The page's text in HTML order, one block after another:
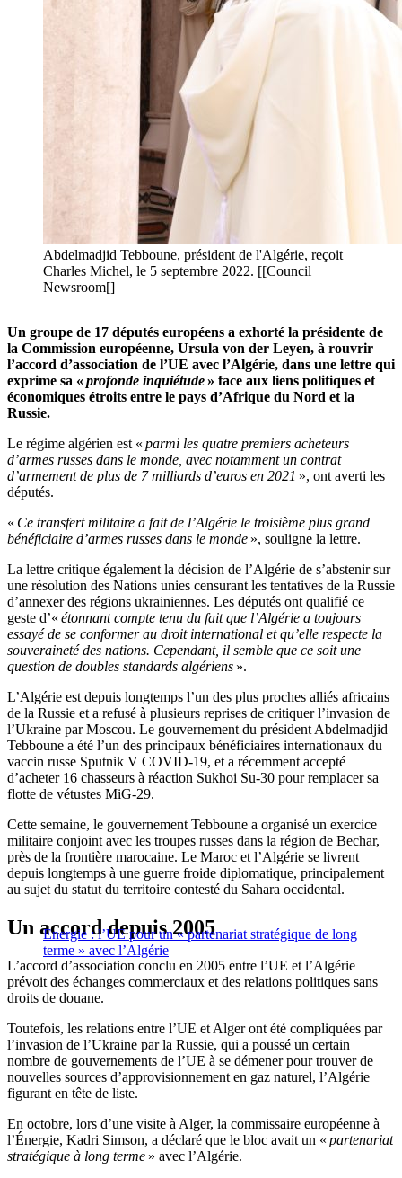
Abdelmadjid Tebboune, président de l'Algérie, reçoit
Charles Michel, le 5 septembre 2022. [[Council
Newsroom[]
Un groupe de 17 députés européens a exhorté la présidente de
la Commission européenne, Ursula von der Leyen, à rouvrir
l’accord d’association de l’UE avec l’Algérie, dans une lettre qui
exprime sa «profonde inquiétude» face aux liens politiques et
économiques étroits entre le pays d’Afrique du Nord et la
Russie.
Le régime algérien est « parmi les quatre premiers acheteurs
d’armes russes dans le monde, avec notamment un contrat
d’armement de plus de 7 milliards d’euros en 2021 », ont averti les
députés.
« Ce transfert militaire a fait de l’Algérie le troisième plus grand
bénéficiaire d’armes russes dans le monde », souligne la lettre.
La lettre critique également la décision de l’Algérie de s’abstenir sur
une résolution des Nations unies censurant les tentatives de la Russie
d’annexer des régions ukrainiennes. Les députés ont qualifié ce
geste d’« étonnant compte tenu du fait que l’Algérie a toujours
essayé de se conformer au droit international et qu’elle respecte la
souveraineté des nations. Cependant, il semble que ce soit une
question de doubles standards algériens ».
L’Algérie est depuis longtemps l’un des plus proches alliés africains
de la Russie et a refusé à plusieurs reprises de critiquer l’invasion de
l’Ukraine par Moscou. Le gouvernement du président Abdelmadjid
Tebboune a été l’un des principaux bénéficiaires internationaux du
vaccin russe Sputnik V COVID-19, et a récemment accepté
d’acheter 16 chasseurs à réaction Sukhoi Su-30 pour remplacer sa
flotte de vétustes MiG-29.
Cette semaine, le gouvernement Tebboune a organisé un exercice
militaire conjoint avec les troupes russes dans la région de Bechar,
près de la frontière marocaine. Le Maroc et l’Algérie se livrent
depuis longtemps à une guerre froide diplomatique, principalement
au sujet du statut du territoire contesté du Sahara occidental.
Energie : l’UE pour un « partenariat stratégique de long
terme » avec l’Algérie
Un accord depuis 2005
L’accord d’association conclu en 2005 entre l’UE et l’Algérie
prévoit des échanges commerciaux et des relations politiques sans
droits de douane.
Toutefois, les relations entre l’UE et Alger ont été compliquées par
l’invasion de l’Ukraine par la Russie, qui a poussé un certain
nombre de gouvernements de l’UE à se démener pour trouver de
nouvelles sources d’approvisionnement en gaz naturel, l’Algérie
figurant en tête de liste.
En octobre, lors d’une visite à Alger, la commissaire européenne à
l’Énergie, Kadri Simson, a déclaré que le bloc avait un « partenariat
stratégique à long terme » avec l’Algérie.